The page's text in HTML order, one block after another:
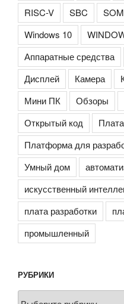
RISC-V
SBC SOM
Windows 10
Аппаратные средства
Дисплей
Камера
Мини ПК
Обзоры
Открытый код
Платформа для
Умный дом
искусственный
плата разработки
промышленный
РУБРИКИ